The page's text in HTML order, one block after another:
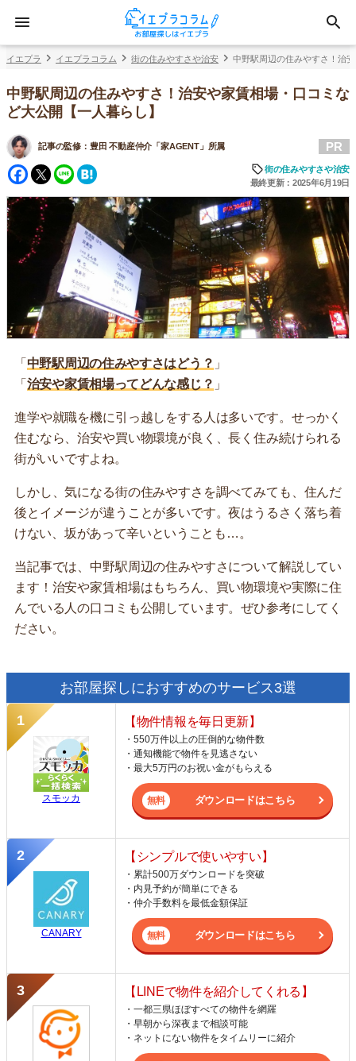
イエプラ イエプラコラム 街の住みやすさや治安 中野駅周辺の住みやすさ！治
中野駅周辺の住みやすさ！治安や家賃相場・口コミな
ど大公開【一人暮らし】
記事の監修： 豊田 不動産仲介「家AGENT」所属
Facebook
Twitter
Line
PR
街の住みやすさや治安
最終更新：2025年6月19日
「 中野駅周辺の住みやすさはどう？ 」
「 治安や家賃相場ってどんな感じ？ 」
進学や就職を機に引っ越しをする人は多いです。せっかく
住むなら、治安や買い物環境が良く、長く住み続けられる
街がいいですよね。
しかし、気になる街の住みやすさを調べてみても、住んだ
後とイメージが違うことが多いです。夜はうるさく落ち着
けない、坂があって辛いということも…。
当記事では、中野駅周辺の住みやすさについて解説してい
ます！治安や家賃相場はもちろん、買い物環境や実際に住
んでいる人の口コミも公開しています。ぜひ参考にしてく
ださい。
お部屋探しにおすすめのサービス3選
スモッカ
【物件情報を毎日更新】
・550万件以上の圧倒的な物件数
・通知機能で物件を見逃さない
・最大5万円のお祝い金がもらえる
ダウンロードはこちら
CANARY
【シンプルで使いやすい】
・累計500万ダウンロードを突破
・内見予約が簡単にできる
・仲介手数料を最低金額保証
ダウンロードはこちら
【LINEで物件を紹介してくれる】
・一都三県ほぼすべての物件を網羅
・早朝から深夜まで相談可能
・ネットにない物件をタイムリーに紹介